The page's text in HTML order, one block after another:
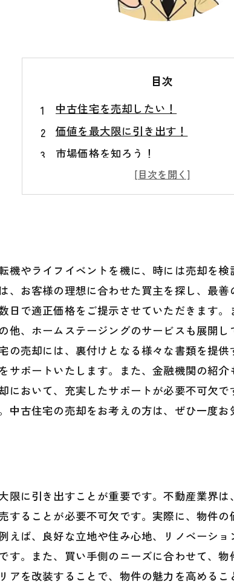
目次
中古住宅を売却したい！
価値を最大限に引き出す！
市場価格を知ろう！
不動産業者を利用してみよう！
機やライフイベントを機に、時には売却を
、お客様の理想に合わせた買主を探し、最
日で適正価格をご提示させていただきます
他、ホームステージングのサービスも展開
の売却には、裏付けとなる様々な書類を提
サポートいたします。また、金融機関の紹
において、充実したサポートが必要不可欠
中古住宅の売却をお考えの方は、ぜひ一度お
限に引き出すことが重要です。不動産業界
することが必要不可欠です。実際に、物件
えば、良好な立地や住み心地、リノベーシ
す。また、買い手側のニーズに合わせて、
アを改装することで、物件の魅力を高める